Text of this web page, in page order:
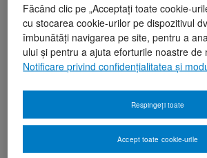
Făcând clic pe „Acceptați toate cookie-
cu stocarea cookie-urilor pe dispozitivul
îmbunătăți navigarea pe site, pentru a
ului și pentru a ajuta eforturile noastre de
Notificare privind confidențialitatea și
Respingeți toate
Accept toate cookie-urile